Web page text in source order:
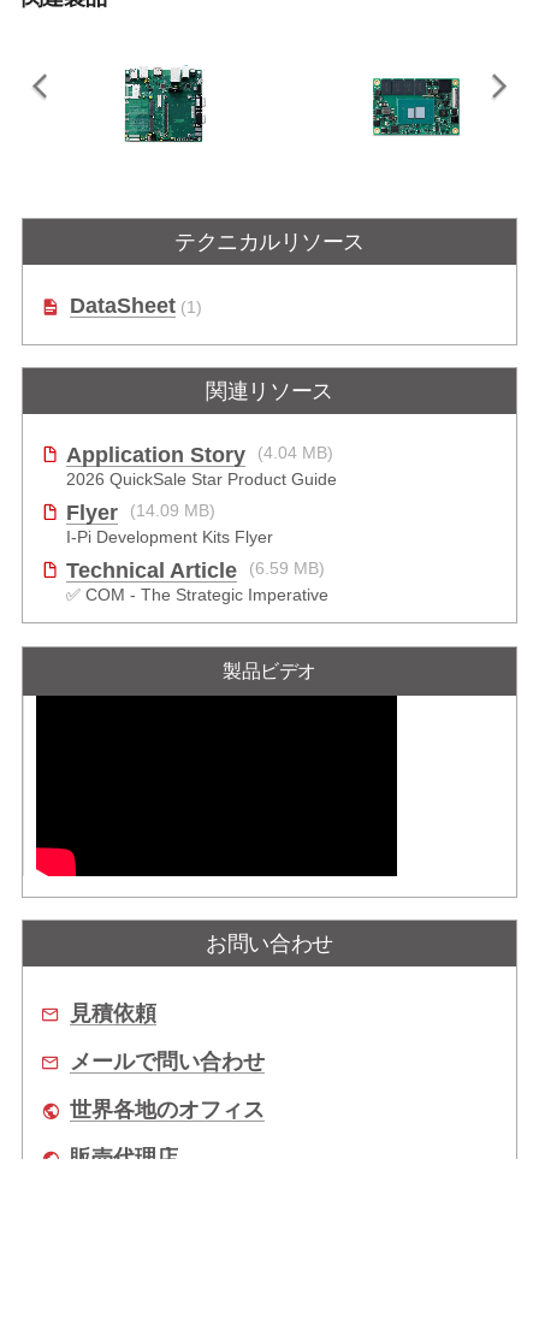
Express Type 10 リファレン
Intel® Atom® x7000RE プロセッサ
搭載COM Express R3.1 Type 10
テクニカルリソース
DataSheet(1)
関連リソース
Application Story
(4.04 MB)
2026 QuickSale Star Product Guide
Flyer
(14.09 MB)
I-Pi Development Kits Flyer
Technical Article
(6.59 MB)
✅ COM - The Strategic Imperative
製品ビデオ
お問い合わせ
見積依頼
メールで問い合わせ
世界各地のオフィス
販売代理店